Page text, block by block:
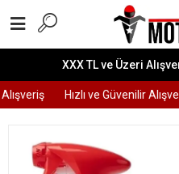
XXX TL ve Üzeri
Hızlı ve Güvenilir